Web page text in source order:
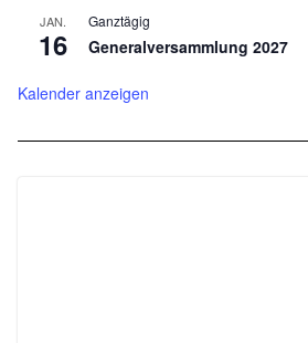
JAN.
16
Ganztägig
Generalversammlung 2027
Kalender anzeigen